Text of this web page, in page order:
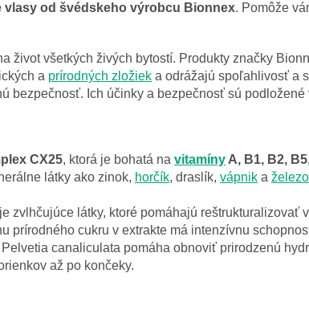
vlasy od švédskeho výrobcu Bionnex. Pomôže
život všetkých živých bytostí. Produkty značky
a prírodných zložiek a odrážajú spoľahlivosť a
bezpečnosť. Ich účinky a bezpečnosť sú
CX25, ktorá je bohatá na vitamíny A, B1, B2,
látky ako zinok, horčík, draslík, vápnik a železo
zvlhčujúce látky, ktoré pomáhajú reštrukturalizovať
prírodného cukru v extrakte má intenzívnu
canaliculata pomáha obnoviť prirodzenú
až po končeky.